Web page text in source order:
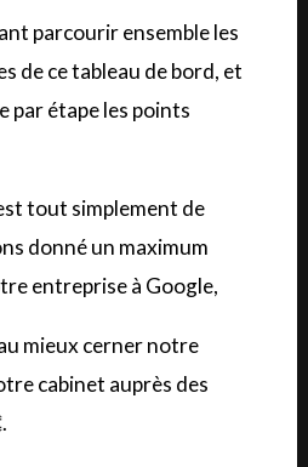
parcourir ensemble les
de ce tableau de bord, et
par étape les points
tout simplement de
donné un maximum
entreprise à Google,
mieux cerner notre
cabinet auprès des